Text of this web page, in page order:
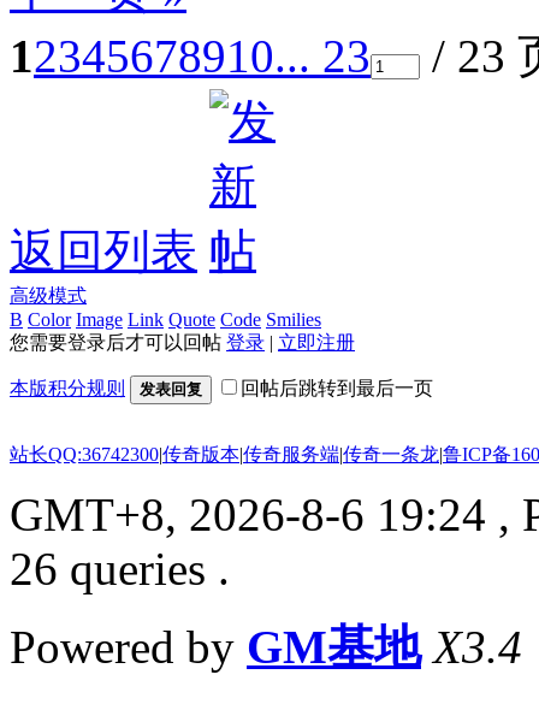
12345678910... 23 / 23
返回列表
高级模式
B Color Image Link Quote Code Smilies
您需要登录后才可以回帖 登录 | 立即注册
本版积分规则 发表回复 回帖后跳转到最后一页
站长QQ:36742300|传奇版本|传奇服务端|传奇一条龙|鲁ICP备
GMT+8, 2026-8-6 19:24 ,
26 queries .
Powered by GM基地 X3.4